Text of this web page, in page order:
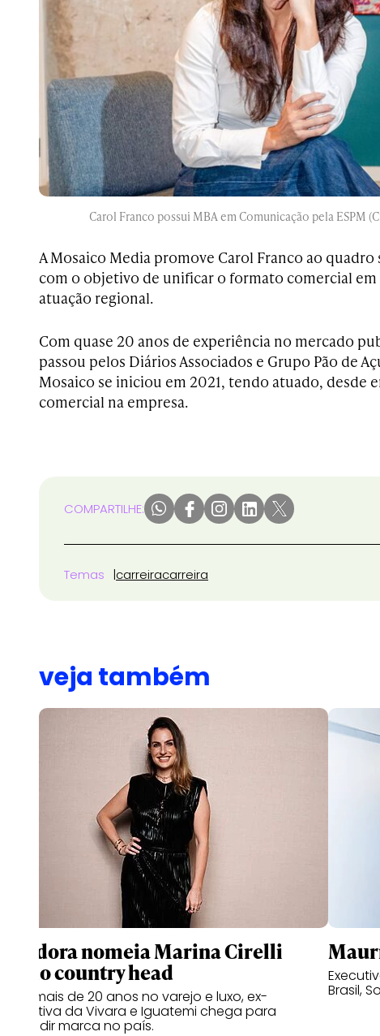
Carol Franco possui MBA em Comunicação pela ESPM
A Mosaico Media promove Carol Franco ao
com o objetivo de unificar o formato comercial em
atuação regional.
Com quase 20 anos de experiência no mercado
passou pelos Diários Associados e Grupo Pão de
Mosaico se iniciou em 2021, tendo atuado, desde
comercial na empresa.
COMPARTILHE:
Temas carreiracarreira
veja também
Pandora nomeia Marina Cirelli
como country head
Com mais de 20 anos no varejo e luxo, ex-
executiva da Vivara e Iguatemi chega para
expandir marca no país.
Brasil,